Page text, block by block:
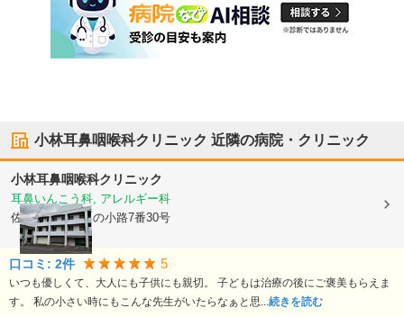
小林耳鼻咽喉科クリニック 近隣の病院・クリニック
小林耳鼻咽喉科クリニック
耳鼻いんこう科, アレルギー科
佐賀県佐賀市中の小路7番30号
口コミ: 2件 5
いつも優しくて、大人にも子供にも親切。 子どもは治療の後にご褒美もらえま
す。 私の小さい時にもこんな先生がいたらなぁと思... 続きを読む